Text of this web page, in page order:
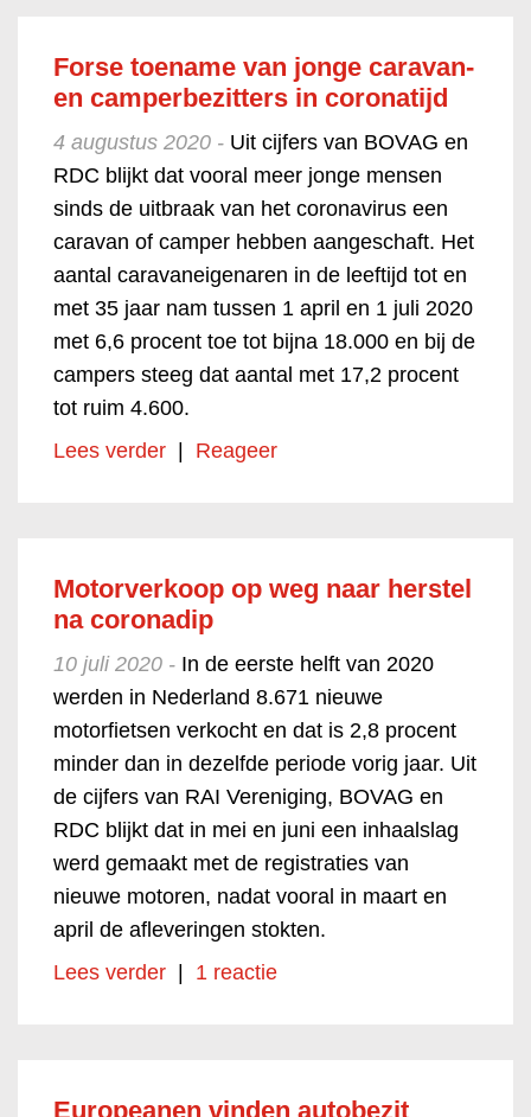
Forse toename van jonge caravan-
en camperbezitters in coronatijd
4 augustus 2020 - Uit cijfers van BOVAG en
RDC blijkt dat vooral meer jonge mensen
sinds de uitbraak van het coronavirus een
caravan of camper hebben aangeschaft. Het
aantal caravaneigenaren in de leeftijd tot en
met 35 jaar nam tussen 1 april en 1 juli 2020
met 6,6 procent toe tot bijna 18.000 en bij de
campers steeg dat aantal met 17,2 procent
tot ruim 4.600.
Lees verder
Reageer
Motorverkoop op weg naar herstel
na coronadip
10 juli 2020 - In de eerste helft van 2020
werden in Nederland 8.671 nieuwe
motorfietsen verkocht en dat is 2,8 procent
minder dan in dezelfde periode vorig jaar. Uit
de cijfers van RAI Vereniging, BOVAG en
RDC blijkt dat in mei en juni een inhaalslag
werd gemaakt met de registraties van
nieuwe motoren, nadat vooral in maart en
april de afleveringen stokten.
Lees verder
1 reactie
Europeanen vinden autobezit